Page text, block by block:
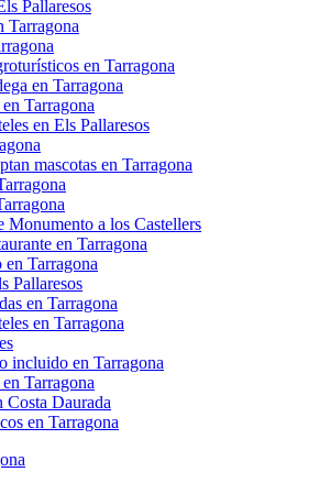
Pallaresos
Tarragona
en Tarragona
en Tarragona
Tarragona
en Els Pallaresos
mascotas en Tarragona
Monumento a los Castellers
en Tarragona
en Tarragona
Pallaresos
en Tarragona
en Tarragona
incluido en Tarragona
Tarragona
Costa Daurada
en Tarragona